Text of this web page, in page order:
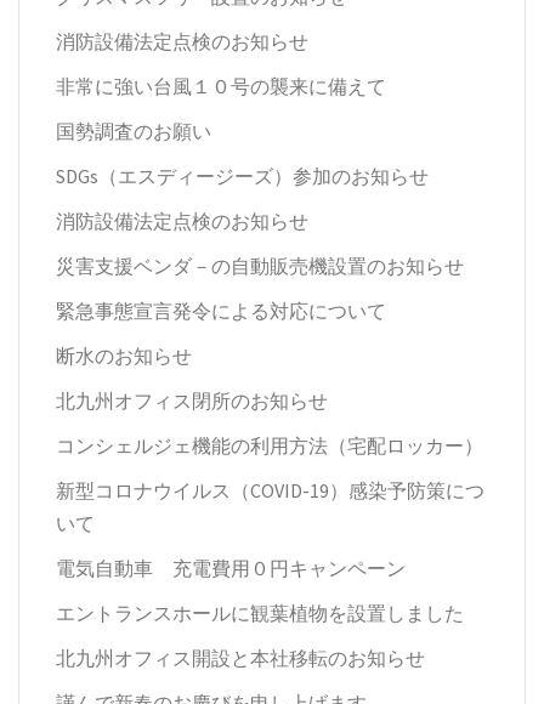
消防設備法定点検のお知らせ
非常に強い台風１０号の襲来に備えて
国勢調査のお願い
SDGs（エスディージーズ）参加のお知らせ
消防設備法定点検のお知らせ
災害支援ベンダ－の自動販売機設置のお知らせ
緊急事態宣言発令による対応について
断水のお知らせ
北九州オフィス閉所のお知らせ
コンシェルジェ機能の利用方法（宅配ロッカー）
新型コロナウイルス（COVID-19）感染予防策につ
いて
電気自動車 充電費用０円キャンペーン
エントランスホールに観葉植物を設置しました
北九州オフィス開設と本社移転のお知らせ